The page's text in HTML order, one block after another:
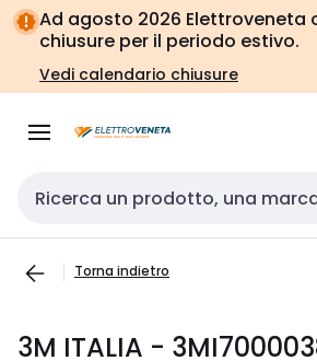
Vai alla
navigazione
Vai
alla
pagina
Ad agosto 2026 Elettroveneta
chiusure per il periodo estivo.
Vedi calendario chiusure
Cerca input
Torna indietro
3M ITALIA -